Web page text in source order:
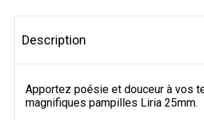
Description
Apportez poésie et douceur à vos
magnifiques pampilles Liria 25mm.